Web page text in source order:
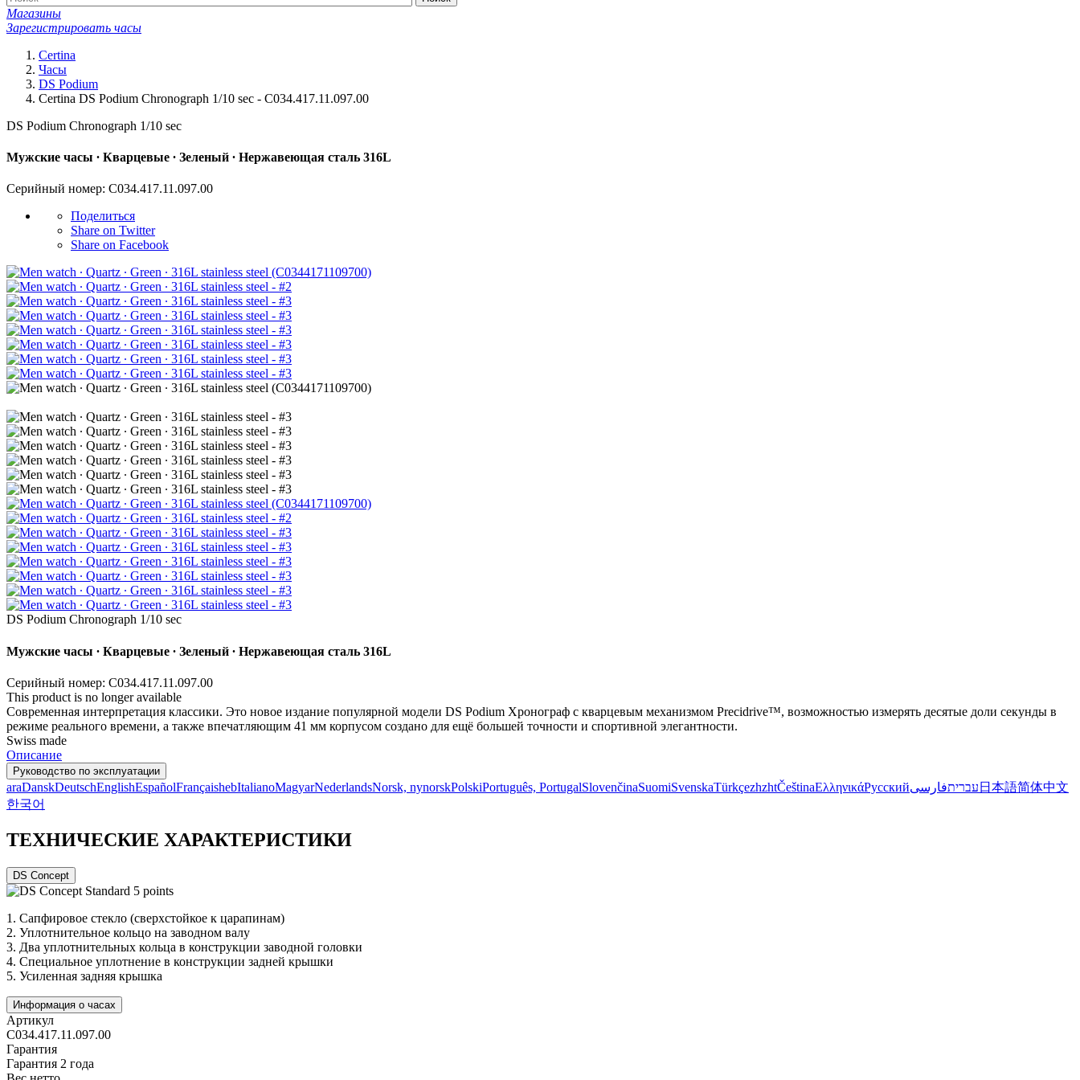
Магазины
Зарегистрировать часы
Certina
Часы
DS Podium
Certina DS Podium Chronograph 1/10 sec - C034.417.11.097.00
DS Podium Chronograph 1/10 sec
Мужские часы ∙ Кварцевые ∙ Зеленый ∙ Нержавеющая сталь 316L
Серийный номер: C034.417.11.097.00
Поделиться
Share on Twitter
Share on Facebook
DS Podium Chronograph 1/10 sec
Мужские часы ∙ Кварцевые ∙ Зеленый ∙ Нержавеющая сталь 316L
Серийный номер: C034.417.11.097.00
This product is no longer available
Современная интерпретация классики. Это новое издание популярной модели DS Podium Хронограф с кварцевым механизмом Precidrive™, возможностью измерять десятые доли секунды в
режиме реального времени, а также впечатляющим 41 мм корпусом создано для ещё большей точности и спортивной элегантности.
Swiss made
Описание
Руководство по эксплуатации
araDanskDeutschEnglishEspañolFrançaishebItalianoMagyarNederlandsNorsk, nynorskPolskiPortuguês, PortugalSlovenčinaSuomiSvenskaTürkçezhzhtČeštinaΕλληνικάРусский עבריתفارسی 日本語简体中文
한국어
ТЕХНИЧЕСКИЕ ХАРАКТЕРИСТИКИ
DS Concept
1. Сапфировое стекло (сверхстойкое к царапинам)
2. Уплотнительное кольцо на заводном валу
3. Два уплотнительных кольца в конструкции заводной головки
4. Специальное уплотнение в конструкции задней крышки
5. Усиленная задняя крышка
Информация о часах
Артикул
C034.417.11.097.00
Гарантия
Гарантия 2 года